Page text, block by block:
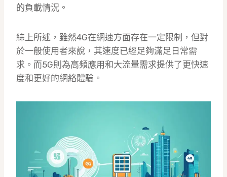
的負載情況。
綜上所述，雖然4G在網速方面存在一定限制，但對
於一般使用者來說，其速度已經足夠滿足日常需
求。而5G則為高頻應用和大流量需求提供了更快速
度和更好的網絡體驗。